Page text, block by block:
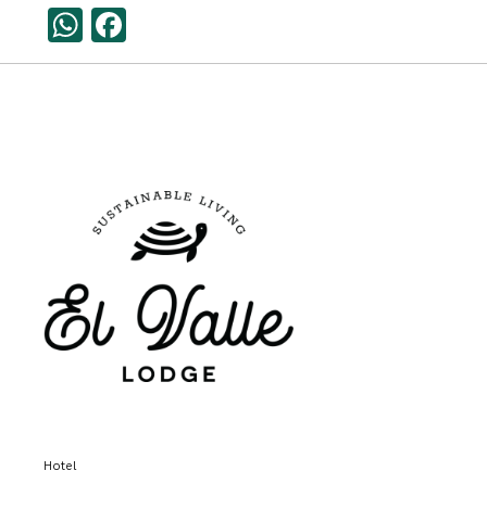
WhatsApp
Hotel